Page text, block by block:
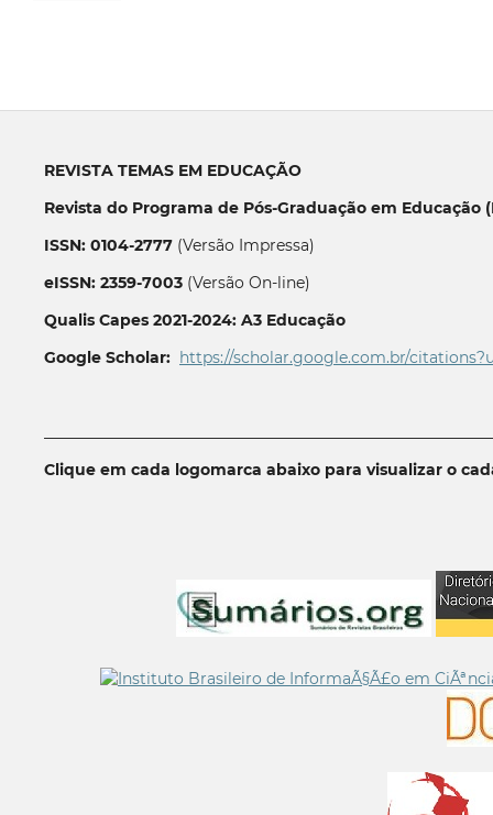
REVISTA TEMAS EM EDUCAÇÃO
Revista do Programa de Pós-Graduação em Educação
ISSN: 0104-2777(Versão Impressa)
eISSN: 2359-7003(Versão On-line)
Qualis Capes 2021-2024: A3 Educação
Google Scholar: https://scholar.google.com.br/
Clique em cada logomarca abaixo para visualizar o